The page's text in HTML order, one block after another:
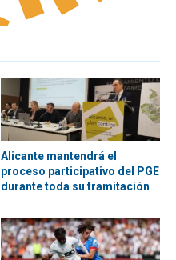
Alicante mantendrá el
proceso participativo del PGE
durante toda su tramitación